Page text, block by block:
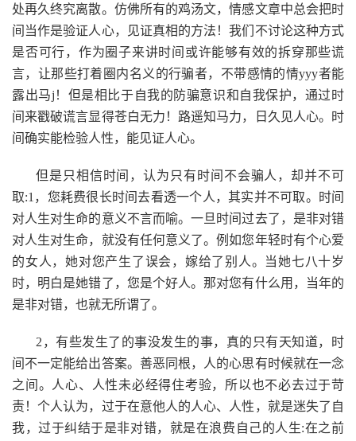
处再久终究离散。仿佛所有的鸡汤文，情感文章中总会把时
间当作是验证人心，见证真相的方法！我们不讨论这种方式
是否可行，作为圈子来讲时间或许能够有效的拆穿那些谎
言，让那些打着圈内名义的行骗者，不带感情的情yyy者能
露出马j！但是相比于自我的防骗意识和自我保护，通过时
间来戳破谎言显得苍白无力！路遥知马力，日久见人心。时
间确实能检验人性，能见证人心。
但是只相信时间，认为只有时间不会骗人，却并不可
取:1，您耗费很长时间去看透一个人，其实并不可取。时间
对人生对生命的意义不言而喻。一旦时间过去了，是非对错
对人生对生命，就没有任何意义了。例如您年轻时有个心爱
的女人，她对您产生了误会，嫁给了别人。当她七八十岁
时，明白是她错了，您是个好人。那对您有什么用，当年的
是非对错，也就无所谓了。
2，有些发生了的事没发生的事，真的只有天知道，时
间不一定能给出答案。善恶同根，人的心思有时候就在一念
之间。人心、人性未必经得住考验，所以也不必去过于苛
责！个人认为，过于在意他人的人心、人性，就是迷失了自
我，过于纠结于是非对错，就是在浪费自己的人生:在之前